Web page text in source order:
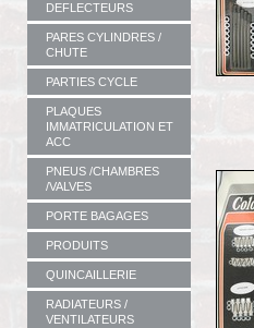
DEFLECTEURS
PARES CYLINDRES /
CHUTE
PARTIES CYCLE
PLAQUES
IMMATRICULATION ET
ACC
PNEUS /CHAMBRES
/VALVES
PORTE BAGAGES
PRODUITS
QUINCAILLERIE
RADIATEURS /
VENTILATEURS